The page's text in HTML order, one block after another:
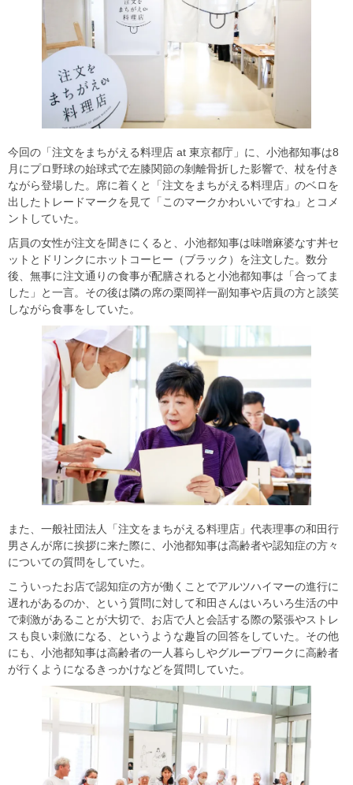
今回の「注文をまちがえる料理店 at 東京都庁」に、小池都知事は8
月にプロ野球の始球式で左膝関節の剝離骨折した影響で、杖を付き
ながら登場した。席に着くと「注文をまちがえる料理店」のベロを
出したトレードマークを見て「このマークかわいいですね」とコメ
ントしていた。
店員の女性が注文を聞きにくると、小池都知事は味噌麻婆なす丼セ
ットとドリンクにホットコーヒー（ブラック）を注文した。数分
後、無事に注文通りの食事が配膳されると小池都知事は「合ってま
した」と一言。その後は隣の席の栗岡祥一副知事や店員の方と談笑
しながら食事をしていた。
また、一般社団法人「注文をまちがえる料理店」代表理事の和田行
男さんが席に挨拶に来た際に、小池都知事は高齢者や認知症の方々
についての質問をしていた。
こういったお店で認知症の方が働くことでアルツハイマーの進行に
遅れがあるのか、という質問に対して和田さんはいろいろ生活の中
で刺激があることが大切で、お店で人と会話する際の緊張やストレ
スも良い刺激になる、というような趣旨の回答をしていた。その他
にも、小池都知事は高齢者の一人暮らしやグループワークに高齢者
が行くようになるきっかけなどを質問していた。